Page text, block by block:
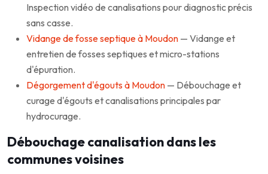
Inspection vidéo de canalisations pour diagnostic précis
sans casse.
Vidange de fosse septique à Moudon — Vidange et
entretien de fosses septiques et micro-stations
d'épuration.
Dégorgement d'égouts à Moudon — Débouchage et
curage d'égouts et canalisations principales par
hydrocurage.
Débouchage canalisation dans les
communes voisines